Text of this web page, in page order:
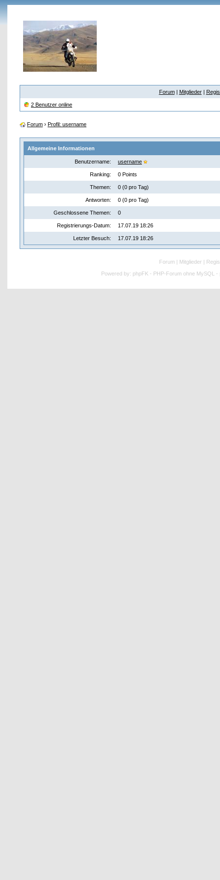
Forum| Mitglieder|
2 Benutzer online
Forum › Profil: username
Allgemeine Informationen
Benutzername: username
Ranking: 0 Points
Themen: 0 (0 pro Tag)
Antworten: 0 (0 pro Tag)
Geschlossene Themen: 0
Registrierungs-Datum: 17.07.19 18:26
Letzter Besuch: 17.07.19 18:26
Forum | Mitglieder |
Powered by: phpFK - PHP-Forum ohne MySQL -